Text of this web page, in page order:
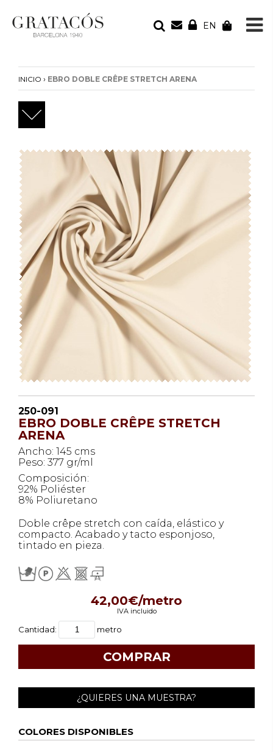
EN
Tu bolsa está vacía
INICIO › EBRO DOBLE CRÊPE STRETCH ARENA
250-091
EBRO DOBLE CRÊPE STRETCH
ARENA
Ancho: 145 cms
Peso: 377 gr/ml
Composición:
92% Poliéster
8% Poliuretano
Doble crêpe stretch con caída, elástico y
compacto. Acabado y tacto esponjoso,
tintado en pieza.
42,00€/metro
IVA incluido
Cantidad: metro
¿QUIERES UNA MUESTRA?
COLORES DISPONIBLES